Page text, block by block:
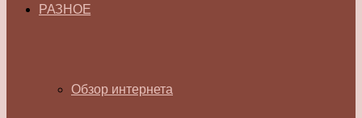
РАЗНОЕ
Обзор интернета